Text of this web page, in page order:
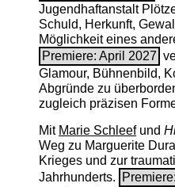
Jugendhaftanstalt
Schuld, Herkunft,
Möglichkeit eines
Premiere: April 2027
Glamour, Bühnenbild,
Abgründe zu
zugleich präzisen
Mit Marie Schleefund
Weg zu Marguerite
Krieges und zur
Jahrhunderts.